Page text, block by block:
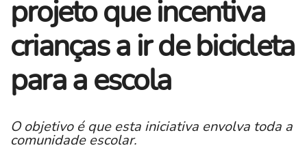
projeto que incentiva
crianças a ir de bicicleta
para a escola
O objetivo é que esta iniciativa envolva toda a
comunidade escolar.